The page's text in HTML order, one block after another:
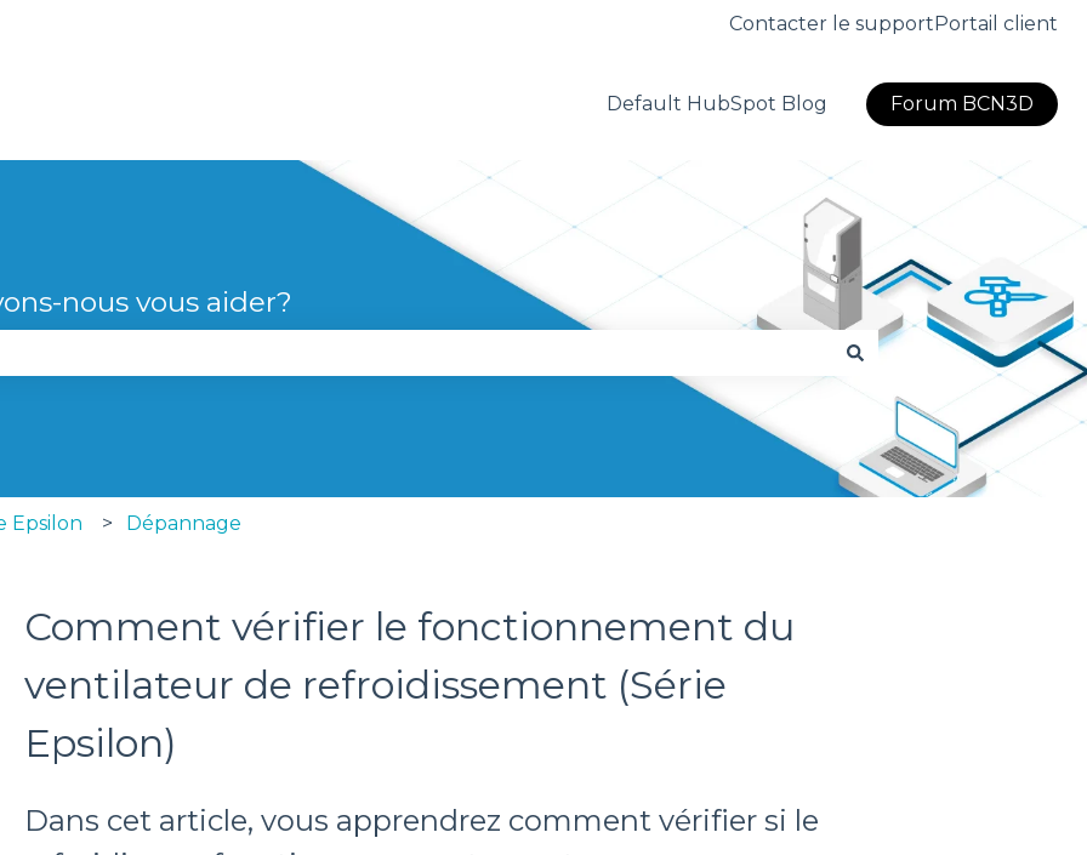
Contacter le supportPortail client
Default HubSpot Blog Forum BCN3D
nous vous aider?
champ de recherche est vide.
Epsilon Dépannage
Comment vérifier le fonctionnement du
ventilateur de refroidissement (Série
Epsilon)
Dans cet article, vous apprendrez comment vérifier si le